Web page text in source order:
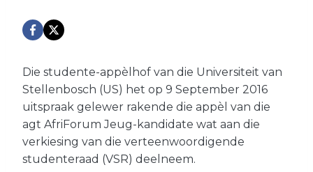
Die studente-appèlhof van die Universiteit van
Stellenbosch (US) het op 9 September 2016
uitspraak gelewer rakende die appèl van die
agt AfriForum Jeug-kandidate wat aan die
verkiesing van die verteenwoordigende
studenteraad (VSR) deelneem.